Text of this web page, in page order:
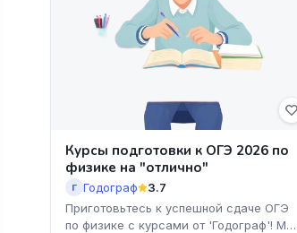
Курсы подготовки к ОГЭ 2026 по
физике на "отлично"
Г Годограф
3.7
Приготовьтесь к успешной сдаче ОГЭ
по физике с курсами от 'Годограф'! Мы